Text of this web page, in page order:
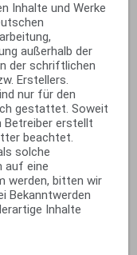
Inhalte und Werke
außerhalb der
der schriftlichen
Erstellers.
nur für den
gestattet. Soweit
Betreiber erstellt
beachtet.
solche
auf eine
werden, bitten wir
Bekanntwerden
Inhalte